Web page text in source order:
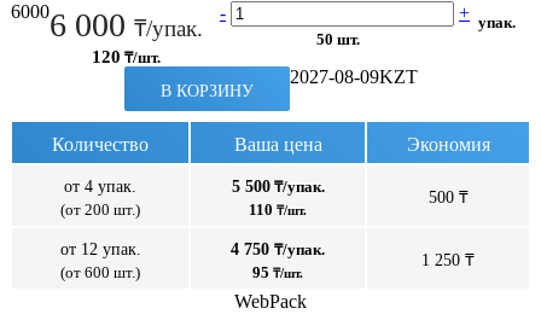
60006 000 ₸/упак.
120 ₸/шт.
- +
50 шт.
упак.
В КОРЗИНУ
2027-08-09KZT
Количество Ваша цена Экономия
от 4 упак.
(от 200 шт.)
5 500₸/упак.
110 ₸/шт.
500 ₸
от 12 упак.
(от 600 шт.)
4 750 ₸/упак.
95 ₸/шт.
1 250 ₸
WebPack